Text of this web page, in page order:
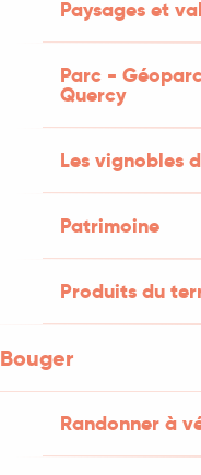
Paysages et
Parc -
Quercy
Les vignobles
Patrimoine
Produits du
Bouger
Randonner à
+3 PHOTOS